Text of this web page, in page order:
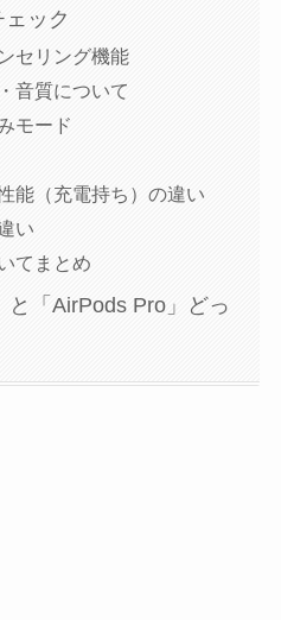
ック
セリング機能
音質について
モード
能（充電持ち）の違い
い
てまとめ
と「AirPods Pro」どっ